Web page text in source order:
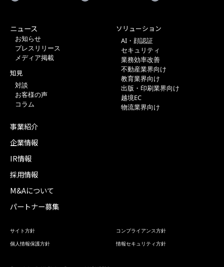
ニュース
お知らせ
プレスリリース
メディア掲載
知見
対談
お客様の声
コラム
ソリューション
AI・顔認証
セキュリティ
業務効率改善
不動産業界向け
教育業界向け
出版・印刷業界向け
越境EC
物流業界向け
事業紹介
企業情報
IR情報
採用情報
M&Aについて
パートナー募集
サイト方針
コンプライアンス方針
個人情報保護方針
情報セキュリティ方針